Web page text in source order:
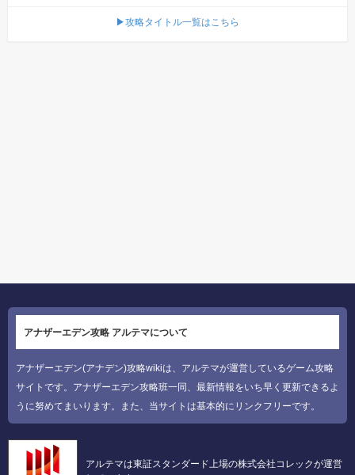
▶攻略タイトル一覧はこちら
アナザーエデン攻略 アルテマについて
アナザーエデン(アナデン)攻略wikiは、アルテマが運営しているゲーム攻略
サイトです。アナザーエデン攻略班一同、最新情報をいち早く更新できるよ
うに努めてまいります。また、当サイトは基本的にリンクフリーです。
アルテマは東証スタンダード上場の株式会社コレックが運営